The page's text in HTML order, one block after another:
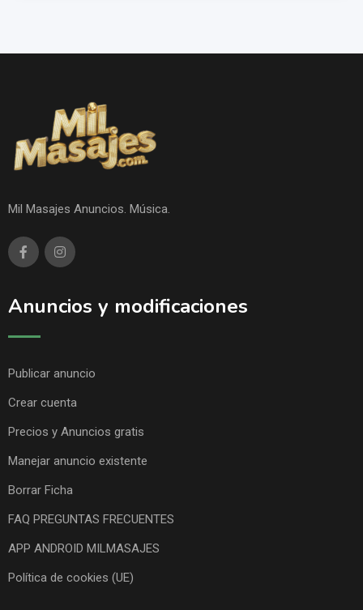
Mil Masajes Anuncios. Música.
Anuncios y modificaciones
Publicar anuncio
Crear cuenta
Precios y Anuncios gratis
Manejar anuncio existente
Borrar Ficha
FAQ PREGUNTAS FRECUENTES
APP ANDROID MILMASAJES
Política de cookies (UE)